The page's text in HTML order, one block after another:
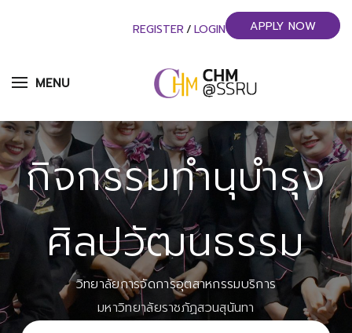
MENU
REGISTER / LOGIN APPLY NOW
กิจกรรมทำนุบำรุง
ศิลปวัฒนธรรม
วิทยาลัยการจัดการอุตสาหกรรมบริการ
มหาวิทยาลัยราชภัฏสวนสุนันทา